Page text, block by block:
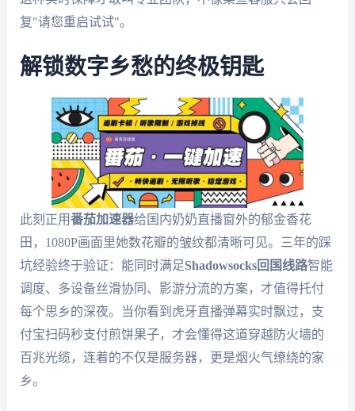
复"请您重启试试"。
解锁数字乡愁的终极钥匙
此刻正用番茄加速器给国内奶奶直播窗外的郁金香花
田，1080P画面里她数花瓣的皱纹都清晰可见。三年的踩
坑经验终于验证：能同时满足Shadowsocks回国线路智能
调度、多设备丝滑协同、影游分流的方案，才值得托付
每个思乡的深夜。当你看到虎牙直播弹幕实时飘过，支
付宝扫码秒支付煎饼果子，才会懂得这道穿越防火墙的
百兆光缆，连着的不仅是服务器，更是烟火气缭绕的家
乡。